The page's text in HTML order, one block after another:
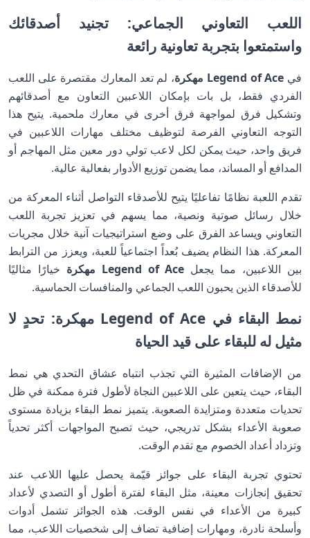
اللعب التعاوني الجماعي: تجنيد أصدقائك
واستمتعوا بتجربة تعاونية رائعة
في Legend of Ace مهكرة
، لم تعد المعارك مقتصرة على اللعب
الفردي فقط، بل بات بإمكان اللاعبين التعاون مع أصدقائهم
وتشكيل فرق لمواجهة فرق أخرى في معارك ملحمية. يتيح هذا
التوجه التعاوني الفرصة لتوظيف مختلف مهارات اللاعبين في
فريق واحد، حيث يمكن لكل لاعب تولي دور معين مثل المهاجم أو
المدافع أو المساند، مما يضمن توزيع الأدوار بفعالية عالية.
تقدم اللعبة نظامًا تفاعليًا يتيح للأصدقاء التواصل أثناء المعركة من
خلال رسائل صوتية ونصية، مما يسهم في تعزيز تجربة اللعب
التعاوني ويساعد الفرق على وضع استراتيجيات آنية خلال مجريات
المعركة. هذا النظام يضيف بُعداً اجتماعياً للعبة، ويعزز من الترابط
بين اللاعبين، مما يجعل Legend of Ace مهكرة
خيارًا مثاليًا
للأصدقاء الذين يحبون اللعب الجماعي والمنافسات الحماسية.
نمط البقاء في Legend of Ace مهكرة: تحدٍ لا
مثيل له للبقاء على قيد الحياة
من الإضافات المثيرة التي تجذب انتباه عشاق التحدي هي نمط
البقاء، حيث يتعين على اللاعبين النجاة لأطول فترة ممكنة في ظل
تحديات متعددة ومتزايدة الصعوبة. يتميز نمط البقاء بزيادة مستوى
صعوبة الأعداء بشكل تدريجي، حيث تصبح المواجهات أكثر تحدياً
وتزداد أعداد الخصوم مع تقدم الوقت.
تحتوي تجربة البقاء على جوائز قيّمة يحصل عليها اللاعب عند
تحقيق إنجازات معينة، مثل البقاء لفترة أطول أو التصدي لأعداد
كبيرة من الأعداء في نفس الوقت. هذه الجوائز تشمل أدوات
وأسلحة نادرة، ومهارات إضافية تضاف إلى شخصيات اللاعب، مما